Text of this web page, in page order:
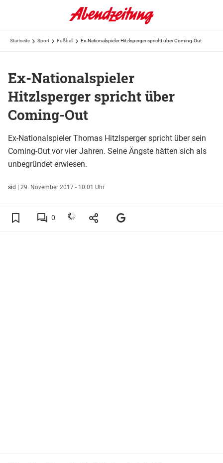
Startseite Sport Fußball Ex-Nationalspieler Hitzlsperger spricht über Coming-Out
Ex-Nationalspieler
Hitzlsperger spricht über
Coming-Out
Ex-Nationalspieler Thomas Hitzlsperger spricht über sein
Coming-Out vor vier Jahren. Seine Ängste hätten sich als
unbegründet erwiesen.
sid | 29. November 2017 - 10:01 Uhr
0